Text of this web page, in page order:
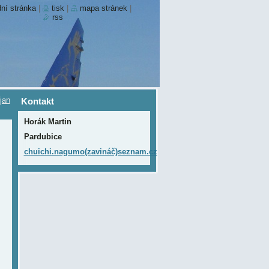
Kontakt
Horák Martin
Pardubice
chuichi.nagumo(zavináč)seznam.cz
stránka tisk mapa stránek
rss